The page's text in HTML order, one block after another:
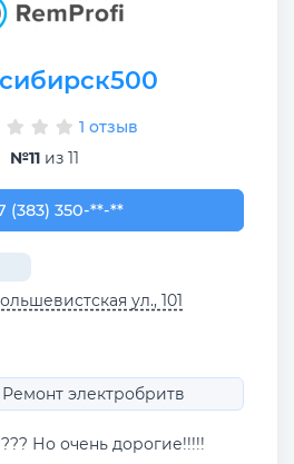
1 отзыв
№11 из 11
(383) 350-03-31
(383) 350-**-**
ул., 101
электробритв
Но очень дорогие!!!!!